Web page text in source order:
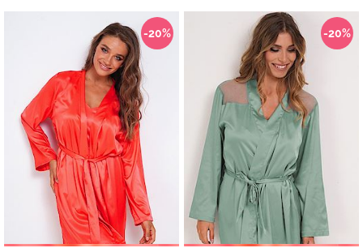
-20% -20%